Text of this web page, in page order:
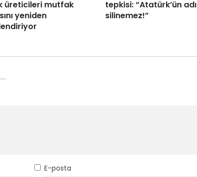
üreticileri mutfak
yeniden
tepkisi: “Atatürk’ün adı
silinemez!”
E-posta